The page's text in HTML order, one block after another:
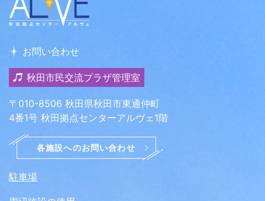
お問い合わせ
秋田市民交流プラザ管理室
〒010-8506 秋田県秋田市東通仲町
4番1号 秋田拠点センターアルヴェ1階
駐車場